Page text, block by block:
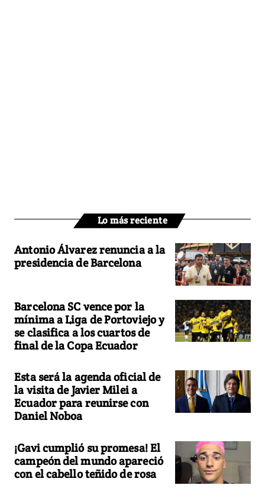
Lo más reciente
Antonio Álvarez renuncia a la
presidencia de Barcelona
Barcelona SC vence por la
mínima a Liga de Portoviejo y
se clasifica a los cuartos de
final de la Copa Ecuador
Esta será la agenda oficial de
la visita de Javier Milei a
Ecuador para reunirse con
Daniel Noboa
¡Gavi cumplió su promesa! El
campeón del mundo apareció
con el cabello teñido de rosa